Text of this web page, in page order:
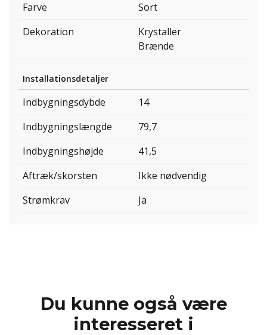
Farve
Sort
Dekoration
Krystaller
Brænde
Installationsdetaljer
Indbygningsdybde
14
Indbygningslængde
79,7
Indbygningshøjde
41,5
Aftræk/skorsten
Ikke nødvendig
Strømkrav
Ja
Du kunne også være
interesseret i